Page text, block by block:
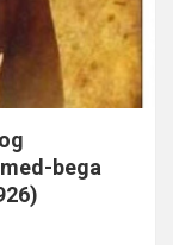
bega